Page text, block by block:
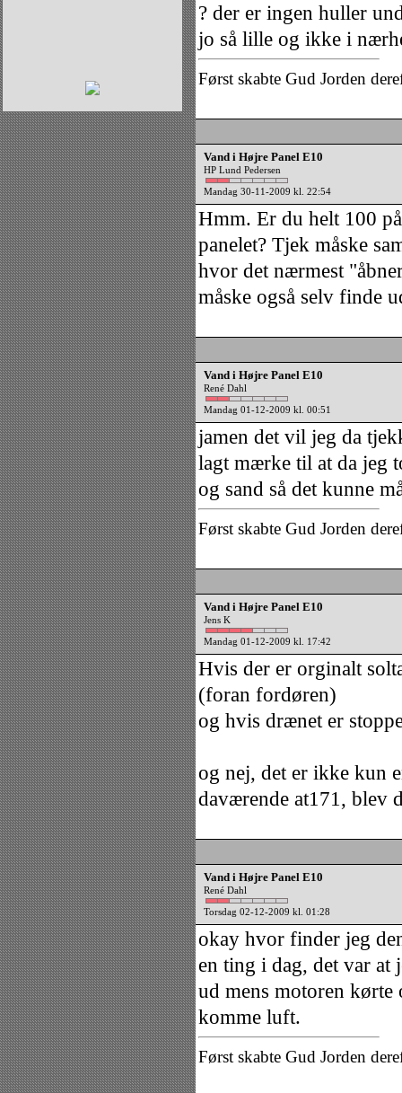
? der er ingen huller
jo så lille og ikke i
Først skabte Gud Jorden
Vand i Højre Panel E10
HP Lund Pedersen
Mandag 30-11-2009 kl. 22:54
Hmm. Er du helt 100
panelet? Tjek måske
hvor det nærmest
måske også selv finde
Vand i Højre Panel E10
René Dahl
Mandag 01-12-2009 kl. 00:51
jamen det vil jeg da
lagt mærke til at da jeg
og sand så det kunne
Først skabte Gud Jorden
Vand i Højre Panel E10
Jens K
Mandag 01-12-2009 kl. 17:42
Hvis der er orginalt
(foran fordøren)
og hvis drænet er
og nej, det er ikke kun
daværende at171, blev
Vand i Højre Panel E10
René Dahl
Torsdag 02-12-2009 kl. 01:28
okay hvor finder jeg
en ting i dag, det var at
ud mens motoren kørte
komme luft.
Først skabte Gud Jorden